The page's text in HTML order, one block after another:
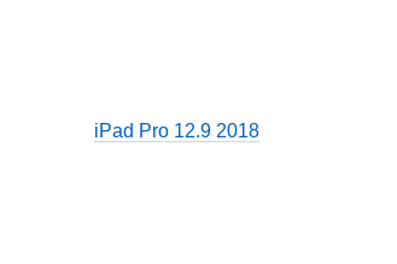
iPad Pro 12.9 2018